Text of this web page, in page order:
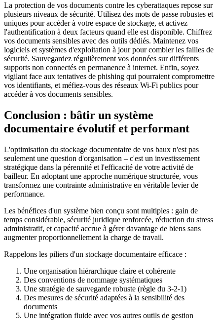
La protection de vos documents contre les cyberattaques repose sur
plusieurs niveaux de sécurité. Utilisez des mots de passe robustes et
uniques pour accéder à votre espace de stockage, et activez
l'authentification à deux facteurs quand elle est disponible. Chiffrez
vos documents sensibles avec des outils dédiés. Maintenez vos
logiciels et systèmes d'exploitation à jour pour combler les failles de
sécurité. Sauvegardez régulièrement vos données sur différents
supports non connectés en permanence à internet. Enfin, soyez
vigilant face aux tentatives de phishing qui pourraient compromettre
vos identifiants, et méfiez-vous des réseaux Wi-Fi publics pour
accéder à vos documents sensibles.
Conclusion : bâtir un système
documentaire évolutif et performant
L'optimisation du stockage documentaire de vos baux n'est pas
seulement une question d'organisation – c'est un investissement
stratégique dans la pérennité et l'efficacité de votre activité de
bailleur. En adoptant une approche numérique structurée, vous
transformez une contrainte administrative en véritable levier de
performance.
Les bénéfices d'un système bien conçu sont multiples : gain de
temps considérable, sécurité juridique renforcée, réduction du stress
administratif, et capacité accrue à gérer davantage de biens sans
augmenter proportionnellement la charge de travail.
Rappelons les piliers d'un stockage documentaire efficace :
Une organisation hiérarchique claire et cohérente
Des conventions de nommage systématiques
Une stratégie de sauvegarde robuste (règle du 3-2-1)
Des mesures de sécurité adaptées à la sensibilité des
documents
Une intégration fluide avec vos autres outils de gestion